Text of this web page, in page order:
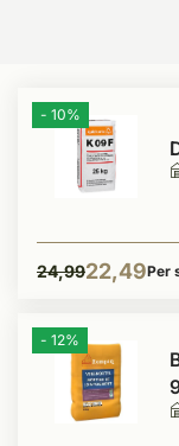
- 10%
24,9922,49Per
- 12%